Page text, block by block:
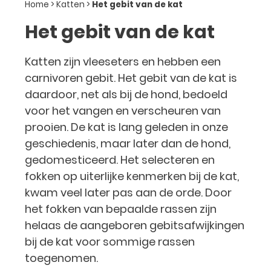
Home > Katten > Het gebit van de kat
Het gebit van de kat
Katten zijn vleeseters en hebben een
carnivoren gebit. Het gebit van de kat is
daardoor, net als bij de hond, bedoeld
voor het vangen en verscheuren van
prooien. De kat is lang geleden in onze
geschiedenis, maar later dan de hond,
gedomesticeerd. Het selecteren en
fokken op uiterlijke kenmerken bij de kat,
kwam veel later pas aan de orde. Door
het fokken van bepaalde rassen zijn
helaas de aangeboren gebitsafwijkingen
bij de kat voor sommige rassen
toegenomen.